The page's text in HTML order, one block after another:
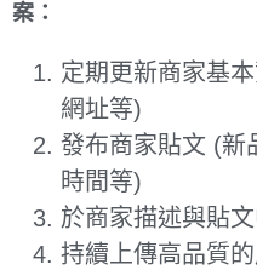
案：
定期更新商家基
網址等)
發布商家貼文 (新
時間等)
於商家描述與貼
持續上傳高品質